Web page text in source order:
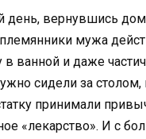
день, вернувшись
мужа
в ванной и даже
сидели за столом,
принимали
«лекарство». И с